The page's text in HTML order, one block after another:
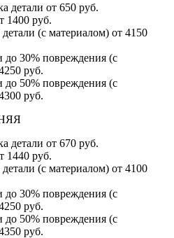
детали от 650 руб.
1400 руб.
(с материалом) от 4150
до 30% повреждения (с
руб.
до 50% повреждения (с
руб.
детали от 670 руб.
1440 руб.
(с материалом) от 4100
до 30% повреждения (с
руб.
до 50% повреждения (с
руб.